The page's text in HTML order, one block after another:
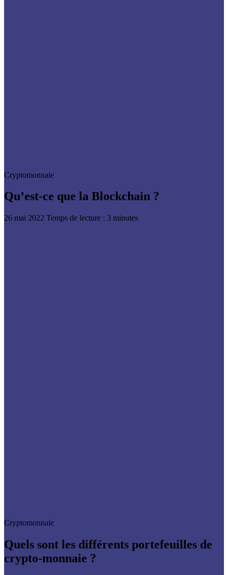
Cryptomonnaie
Qu’est-ce que la Blockchain ?
26 mai 2022 Temps de lecture : 3 minutes
Cryptomonnaie
Quels sont les différents portefeuilles de
crypto-monnaie ?